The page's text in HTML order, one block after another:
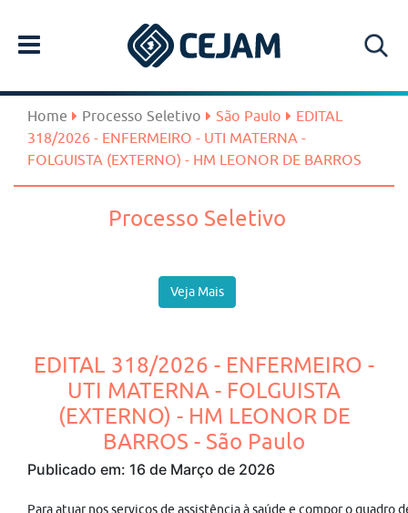
Home Processo Seletivo São Paulo
EDITAL
318/2026 - ENFERMEIRO - UTI MATERNA -
FOLGUISTA (EXTERNO) - HM LEONOR DE BARROS
Processo Seletivo
Veja Mais
EDITAL 318/2026 - ENFERMEIRO -
UTI MATERNA - FOLGUISTA
(EXTERNO) - HM LEONOR DE
BARROS - São Paulo
Publicado em: 16 de Março de 2026
Para atuar nos serviços de assistência à saúde e compor o